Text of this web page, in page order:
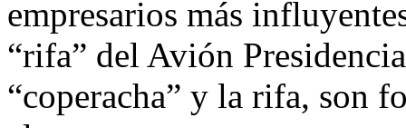
empresarios más
“rifa” del Avión
“coperacha” y la rifa, son